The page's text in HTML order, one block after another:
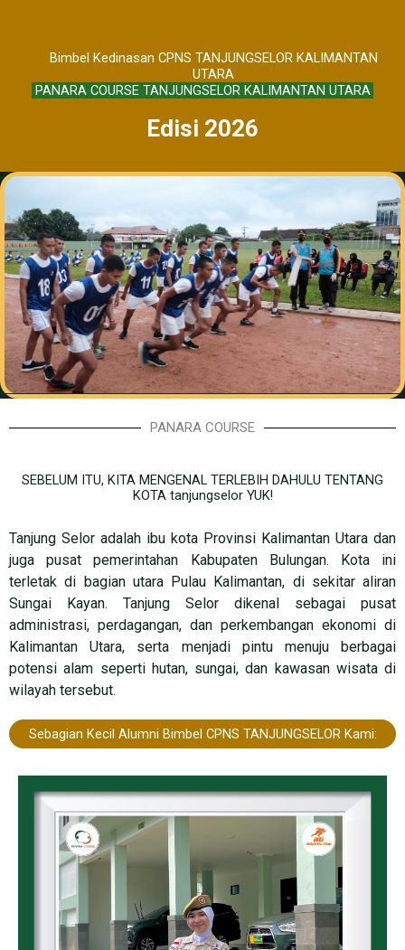
Bimbel Kedinasan CPNS TANJUNGSELOR KALIMANTAN
UTARA
PANARA COURSE TANJUNGSELOR KALIMANTAN UTARA
Edisi 2026
PANARA COURSE
SEBELUM ITU, KITA MENGENAL TERLEBIH DAHULU TENTANG
KOTA tanjungselor YUK!
Tanjung Selor adalah ibu kota Provinsi Kalimantan Utara dan
juga pusat pemerintahan Kabupaten Bulungan. Kota ini
terletak di bagian utara Pulau Kalimantan, di sekitar aliran
Sungai Kayan. Tanjung Selor dikenal sebagai pusat
administrasi, perdagangan, dan perkembangan ekonomi di
Kalimantan Utara, serta menjadi pintu menuju berbagai
potensi alam seperti hutan, sungai, dan kawasan wisata di
wilayah tersebut.
Sebagian Kecil Alumni Bimbel CPNS TANJUNGSELOR Kami: